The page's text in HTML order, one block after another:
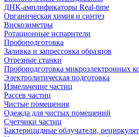
ДНК-амплификаторы Real-time
Органическая химия и синтез
Вискозиметры
Ротационные испарители
Пробоподготовка
Заливка и запрессовка образцов
Отрезные станки
Пробоподготовка микроэлектронных
Электролитическая подготовка
Измельчение частиц
Рассев частиц
Чистые помещения
Одежда для чистых помещений
Счетчики частиц
Бактерицидные облучатели,